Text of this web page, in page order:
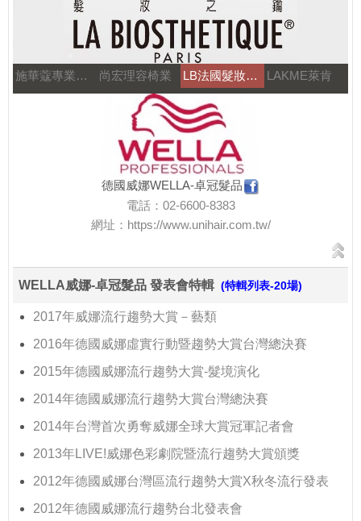
施華蔻專業美髮 尚宏理容椅業 LB法國髮妝之鑰 LAKME萊肯
德國威娜WELLA-卓冠髮品
電話：02-6600-8383
網址： https://www.unihair.com.tw/
WELLA威娜-卓冠髮品 發表會特輯 (特輯列表-20場)
2017年威娜流行趨勢大賞－藝類
2016年德國威娜虛實行動暨趨勢大賞台灣總決賽
2015年德國威娜流行趨勢大賞-髮境演化
2014年德國威娜流行趨勢大賞台灣總決賽
2014年台灣首次勇奪威娜全球大賞冠軍記者會
2013年LIVE!威娜色彩劇院暨流行趨勢大賞頒獎
2012年德國威娜台灣區流行趨勢大賞X秋冬流行發表
2012年德國威娜流行趨勢台北發表會